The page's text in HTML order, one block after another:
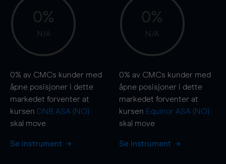
0%
N/A
0% av CMCs kunder med
åpne posisjoner i dette
markedet forventer at
kursen DNB ASA (NO)
skal move
Se instrument
0%
N/A
0% av CMCs kunder med
åpne posisjoner i dette
markedet forventer at
kursen Equinor ASA (NO)
skal move
Se instrument